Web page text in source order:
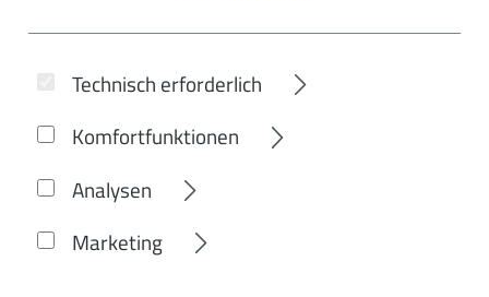
PEDALE FLAT
Technisch erforderlich
Komfortfunktionen
Analysen
Marketing